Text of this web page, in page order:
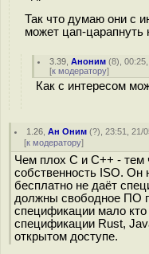
Так что думаю они с
может цап-царапнуть
3.39 ,Аноним (8),
[к модератору]
Как с интересом
1.26 ,Ан Оним (?), 23:51, 21/
[к модератору]
Чем плох C и C++ - тем
собственность ISO. Он
бесплатно не даёт
должны свободное ПО
спецификации мало
спецификации Rust,
открытом доступе.